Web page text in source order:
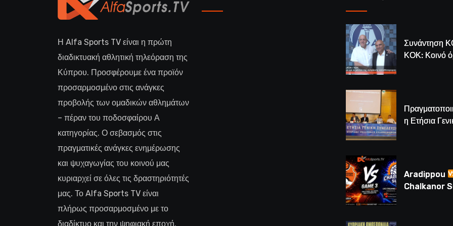
Η Alfa Sports TV είναι η πρώτη
διαδικτυακή αθλητική τηλεόραση της
Κύπρου. Προσφέρουμε ένα προϊόν
προσαρμοσμένο στις ανάγκες
προβολής των ομαδικών αθλημάτων
– πέραν του ποδοσφαίρου Α
κατηγορίας. Ο σεβασμός στις
πραγματικές ανάγκες ενημέρωσης
και ψυχαγωγίας του κοινού μας
κυριαρχεί σε όλες τις δραστηριότητές
μας. Το Alfa Sports TV είναι
πλήρως προσαρμοσμένο με το
διαδίκτυο και την ψηφιακή εποχή.
Συνάντηση
ΚΟΚ: Κοινό
η Ετήσια
(BINTEO)
Aradippou
Chalkanor